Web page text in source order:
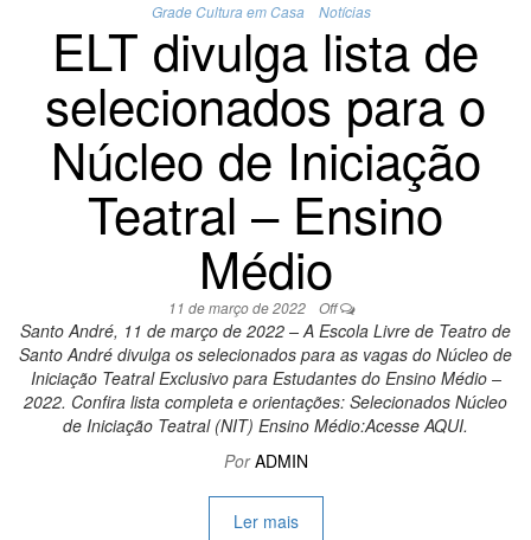
Grade Cultura em Casa Notícias
ELT divulga lista de
selecionados para o
Núcleo de Iniciação
Teatral – Ensino
Médio
11 de março de 2022 Off
Santo André, 11 de março de 2022 – A Escola Livre de Teatro de
Santo André divulga os selecionados para as vagas do Núcleo de
Iniciação Teatral Exclusivo para Estudantes do Ensino Médio –
2022. Confira lista completa e orientações: Selecionados Núcleo
de Iniciação Teatral (NIT) Ensino Médio:Acesse AQUI.
Por ADMIN
Ler mais